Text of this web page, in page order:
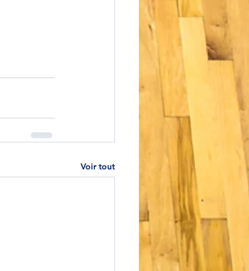
Voir tout